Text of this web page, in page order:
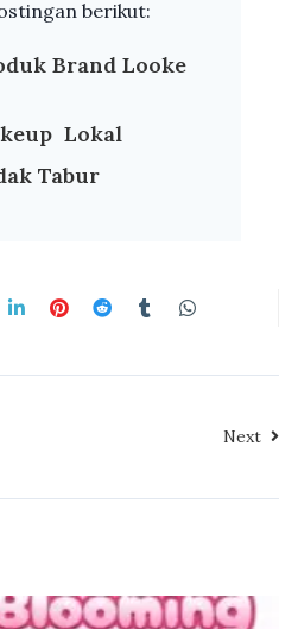
berikut:
Brand Looke
Lokal
Tabur
Next